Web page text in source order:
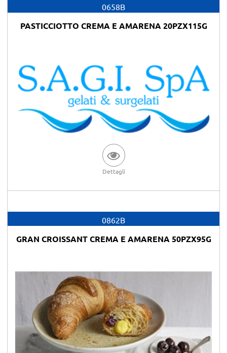
0658B
PASTICCIOTTO CREMA E AMARENA 20PZX115G
Dettagli
0862B
GRAN CROISSANT CREMA E AMARENA 50PZX95G